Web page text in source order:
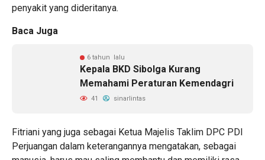
penyakit yang dideritanya.
Baca Juga
6 tahun lalu
Kepala BKD Sibolga Kurang
Memahami Peraturan Kemendagri
41 sinarlintas
Fitriani yang juga sebagai Ketua Majelis Taklim DPC PDI
Perjuangan dalam keterangannya mengatakan, sebagai